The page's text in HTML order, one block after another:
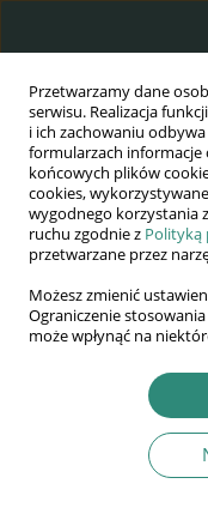
Przetwarzamy dane
serwisu. Realizacja
i ich zachowaniu
formularzach informacje
końcowych plików
cookies,
wygodnego korzystania
ruchu zgodnie z Polityką
przetwarzane przez
Możesz zmienić
Ograniczenie
może wpłynąć na
AWSGE
Akademia Nauk
WSGE
im. Alcide De
Różne aspekty